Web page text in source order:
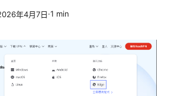
年4月7日·1 min